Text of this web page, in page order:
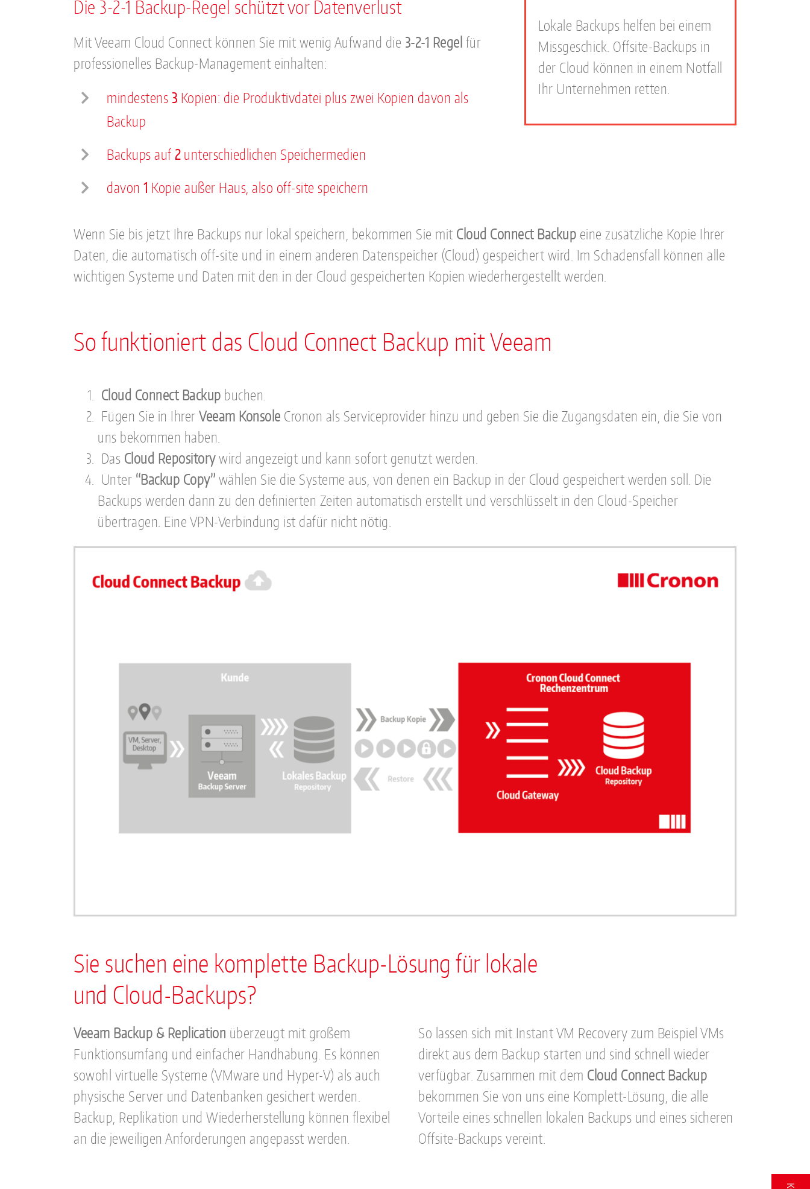
Die 3-2-1 Backup-Regel schützt vor Datenverlust
Mit Veeam Cloud Connect können Sie mit wenig Aufwand die 3-2-1 Regel für
professionelles Backup-Management einhalten:
mindestens 3 Kopien: die Produktivdatei plus zwei Kopien davon als
Backup
Backups auf 2unterschiedlichen Speichermedien
davon1 Kopie außer Haus, also off-site speichern
Lokale Backups helfen bei einem
Missgeschick. Offsite-Backups in
der Cloud können in einem Notfall
Ihr Unternehmen retten.
Wenn Sie bis jetzt Ihre Backups nur lokal speichern, bekommen Sie mit Cloud Connect Backup eine zusätzliche Kopie Ihrer
Daten, die automatisch off-site und in einem anderen Datenspeicher (Cloud) gespeichert wird. Im Schadensfall können alle
wichtigen Systeme und Daten mit den in der Cloud gespeicherten Kopien wiederhergestellt werden.
So funktioniert das Cloud Connect Backup mit Veeam
Cloud Connect Backup buchen.
Fügen Sie in Ihrer Veeam Konsole Cronon als Serviceprovider hinzu und geben Sie die Zugangsdaten ein, die Sie von
uns bekommen haben.
Das Cloud Repositorywird angezeigt und kann sofort genutzt werden.
Unter “Backup Copy” wählen Sie die Systeme aus, von denen ein Backup in der Cloud gespeichert werden soll. Die
Backups werden dann zu den definierten Zeiten automatisch erstellt und verschlüsselt in den Cloud-Speicher
übertragen. Eine VPN-Verbindung ist dafür nicht nötig.
Sie suchen eine komplette Backup-Lösung für lokale
und Cloud-Backups?
Veeam Backup & Replication überzeugt mit großem
Funktionsumfang und einfacher Handhabung. Es können
sowohl virtuelle Systeme (VMware und Hyper-V) als auch
physische Server und Datenbanken gesichert werden.
Backup, Replikation und Wiederherstellung können flexibel
an die jeweiligen Anforderungen angepasst werden.
So lassen sich mit Instant VM Recovery zum Beispiel VMs
direkt aus dem Backup starten und sind schnell wieder
verfügbar. Zusammen mit dem Cloud Connect Backup
bekommen Sie von uns eine Komplett-Lösung, die alle
Vorteile eines schnellen lokalen Backups und eines sicheren
Offsite-Backups vereint.